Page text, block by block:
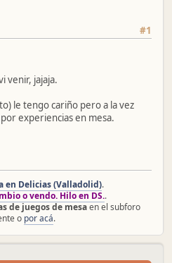
#1
venir, jajaja.
le tengo cariño pero a la vez
experiencias en mesa.
en Delicias (Valladolid).
o vendo. Hilo en DS..
de juegos de mesaen el subforo
o por acá.